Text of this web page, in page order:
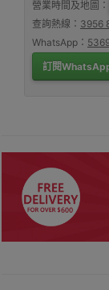
營業時間及地圖：
查詢熱線： 3956
WhatsApp：
訂閱